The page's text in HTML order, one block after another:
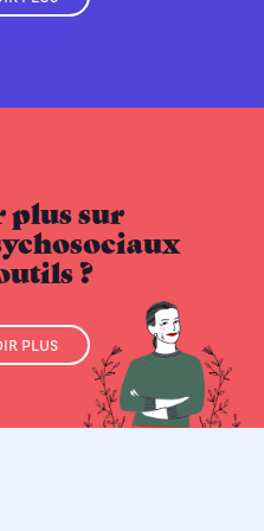
plus sur
?
PLUS